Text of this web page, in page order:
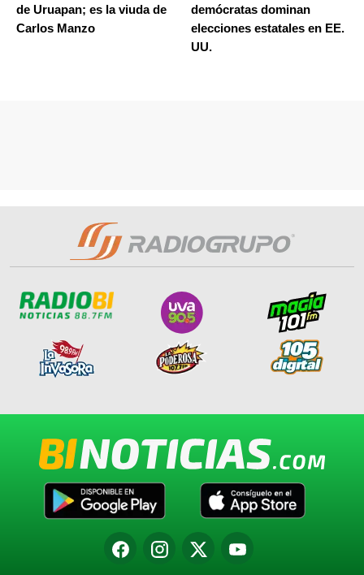
de Uruapan; es la viuda de
Carlos Manzo
demócratas dominan
elecciones estatales en EE.
UU.